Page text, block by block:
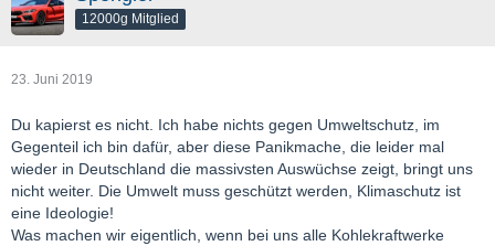
12000g Mitglied
23. Juni 2019
Du kapierst es nicht. Ich habe nichts gegen Umweltschutz, im
Gegenteil ich bin dafür, aber diese Panikmache, die leider mal
wieder in Deutschland die massivsten Auswüchse zeigt, bringt uns
nicht weiter. Die Umwelt muss geschützt werden, Klimaschutz ist
eine Ideologie!
Was machen wir eigentlich, wenn bei uns alle Kohlekraftwerke